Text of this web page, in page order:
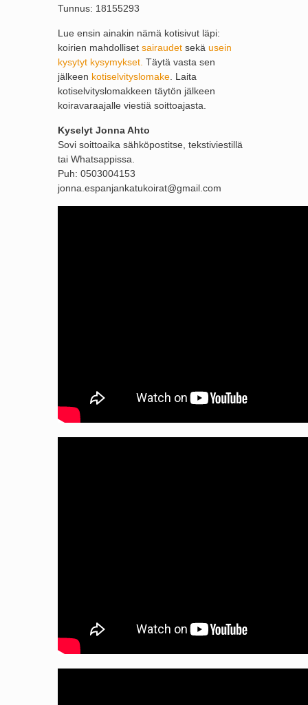
Tunnus: 18155293
Lue ensin ainakin nämä kotisivut läpi:
koirien mahdolliset sairaudet sekä usein
kysytyt kysymykset. Täytä vasta sen
jälkeen kotiselvityslomake . Laita
kotiselvityslomakkeen täytön jälkeen
koiravaraajalle viestiä soittoajasta.
Kyselyt Jonna Ahto
Sovi soittoaika sähköpostitse, tekstiviestillä
tai Whatsappissa.
Puh: 0503004153
jonna.espanjankatukoirat@gmail.com